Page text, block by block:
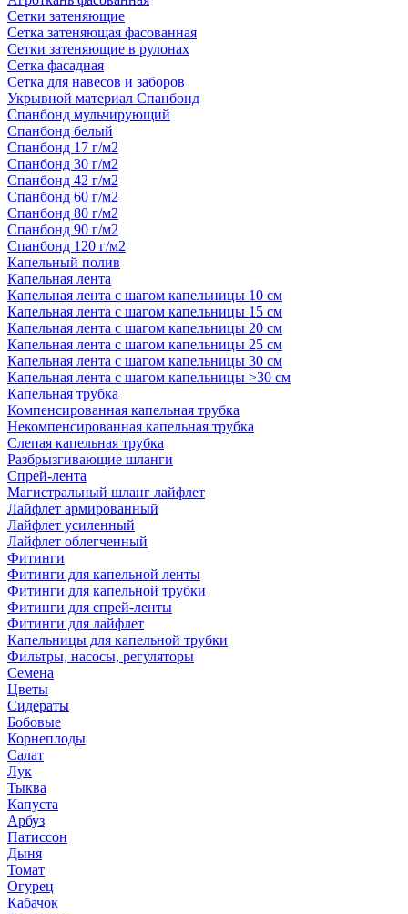
Сетки затеняющие
Сетка затеняющая фасованная
Сетки затеняющие в рулонах
Сетка фасадная
Сетка для навесов и заборов
Укрывной материал Спанбонд
Спанбонд мульчирующий
Спанбонд белый
Спанбонд 17 г/м2
Спанбонд 30 г/м2
Спанбонд 42 г/м2
Спанбонд 60 г/м2
Спанбонд 80 г/м2
Спанбонд 90 г/м2
Спанбонд 120 г/м2
Капельный полив
Капельная лента
Капельная лента с шагом капельницы 10 см
Капельная лента с шагом капельницы 15 см
Капельная лента с шагом капельницы 20 см
Капельная лента с шагом капельницы 25 см
Капельная лента с шагом капельницы 30 см
Капельная лента с шагом капельницы >30 см
Капельная трубка
Компенсированная капельная трубка
Некомпенсированная капельная трубка
Слепая капельная трубка
Разбрызгивающие шланги
Спрей-лента
Магистральный шланг лайфлет
Лайфлет армированный
Лайфлет усиленный
Лайфлет облегченный
Фитинги
Фитинги для капельной ленты
Фитинги для капельной трубки
Фитинги для спрей-ленты
Фитинги для лайфлет
Капельницы для капельной трубки
Фильтры, насосы, регуляторы
Семена
Цветы
Сидераты
Бобовые
Корнеплоды
Салат
Лук
Тыква
Капуста
Арбуз
Патиссон
Дыня
Томат
Огурец
Кабачок